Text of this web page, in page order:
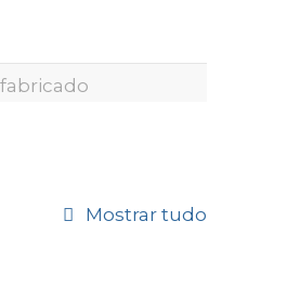
Mostrar tudo